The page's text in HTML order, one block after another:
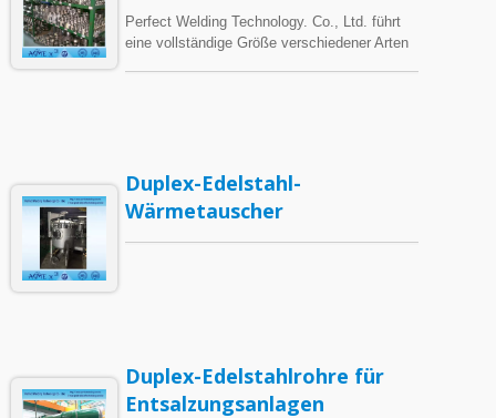
Perfect Welding Technology. Co., Ltd. führt
eine vollständige Größe verschiedener Arten
Duplex-Edelstahl-
Wärmetauscher
Duplex-Edelstahlrohre für
Entsalzungsanlagen